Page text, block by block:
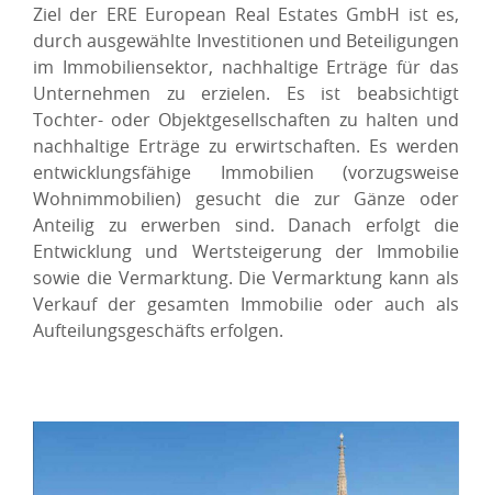
Ziel der ERE European Real Estates GmbH ist es,
durch ausgewählte Investitionen und Beteiligungen
im Immobiliensektor, nachhaltige Erträge für das
Unternehmen zu erzielen. Es ist beabsichtigt
Tochter- oder Objektgesellschaften zu halten und
nachhaltige Erträge zu erwirtschaften. Es werden
entwicklungsfähige Immobilien (vorzugsweise
Wohnimmobilien) gesucht die zur Gänze oder
Anteilig zu erwerben sind. Danach erfolgt die
Entwicklung und Wertsteigerung der Immobilie
sowie die Vermarktung. Die Vermarktung kann als
Verkauf der gesamten Immobilie oder auch als
Aufteilungsgeschäfts erfolgen.